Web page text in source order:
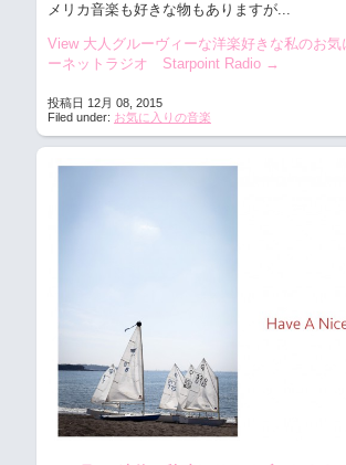
メリカ音楽も好きな物もありますが...
View 大人グルーヴィーな洋楽好きな私のお気
ーネットラジオ Starpoint Radio →
投稿日 12月 08, 2015
Filed under: お気に入りの音楽